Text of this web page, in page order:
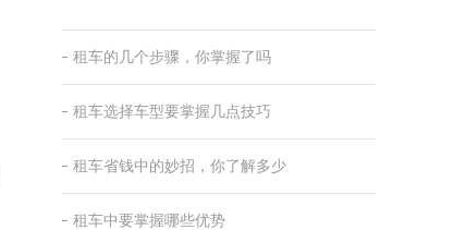
租车的几个步骤，你掌握了吗
租车选择车型要掌握几点技巧
租车省钱中的妙招，你了解多少
租车中要掌握哪些优势